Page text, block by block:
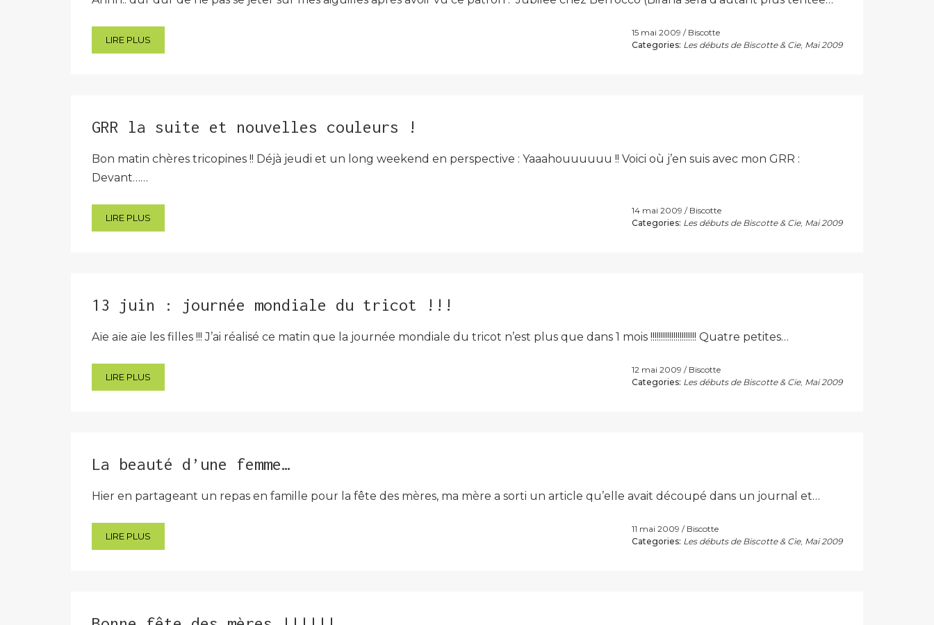
LIRE PLUS
15 mai 2009
Biscotte
Categories: Les débuts de Biscotte & Cie, Mai 2009
GRR la suite et nouvelles couleurs !
Bon matin chères tricopines !! Déjà jeudi et un long weekend en perspective : Yaaahouuuuuu !! Voici où j’en suis avec mon GRR :
Devant……
LIRE PLUS
14 mai 2009
Biscotte
Categories: Les débuts de Biscotte & Cie, Mai 2009
13 juin : journée mondiale du tricot !!!
Aïe aïe aïe les filles !!! J’ai réalisé ce matin que la journée mondiale du tricot n’est plus que dans 1 mois !!!!!!!!!!!!!!!!!!!!!! Quatre petites…
LIRE PLUS
12 mai 2009
Biscotte
Categories: Les débuts de Biscotte & Cie, Mai 2009
La beauté d’une femme…
Hier en partageant un repas en famille pour la fête des mères, ma mère a sorti un article qu’elle avait découpé dans un journal et…
LIRE PLUS
11 mai 2009
Biscotte
Categories: Les débuts de Biscotte & Cie, Mai 2009